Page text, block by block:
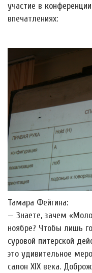
участие в
впечатлениях:
Тамара Фейгина:
— Знаете, зачем
ноябре? Чтобы лишь
суровой питерской
это удивительное
салон XIX века.